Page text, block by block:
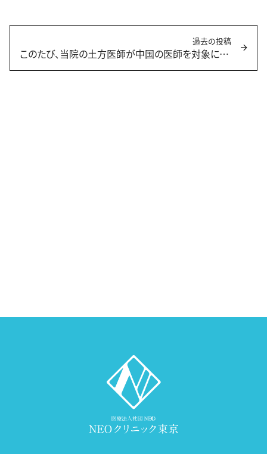
投
過去の投稿
去
このたび、当院の土方医師が中国の医師を対象に免疫治療についてのオンライン講演会を行いました。